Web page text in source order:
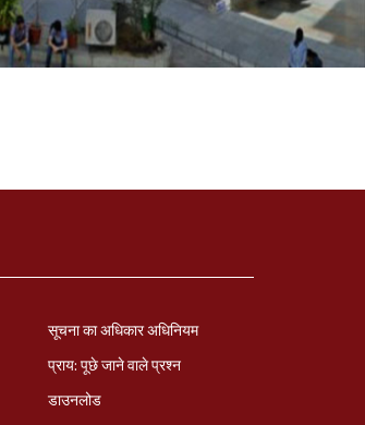
सूचना का अधिकार अधिनियम
प्राय: पूछे जाने वाले प्रश्‍न
डाउनलोड